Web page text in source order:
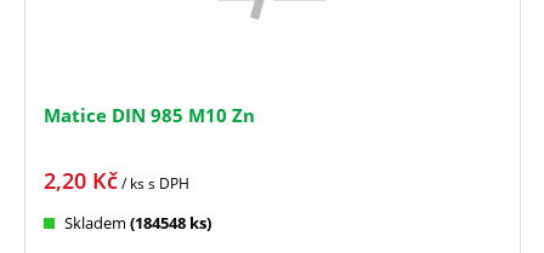
Matice DIN 985 M10 Zn
2,20 Kč/ kss DPH
Skladem (184548 ks)